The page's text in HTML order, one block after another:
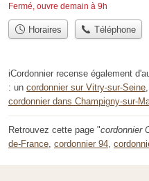
Fermé, ouvre demain à 9h
Horaires Téléphone
iCordonnier recense également
: un cordonnier sur Vitry-sur-Seine
cordonnier dans Champigny-sur-
Retrouvez cette page "cordonnier
de-France, cordonnier 94,